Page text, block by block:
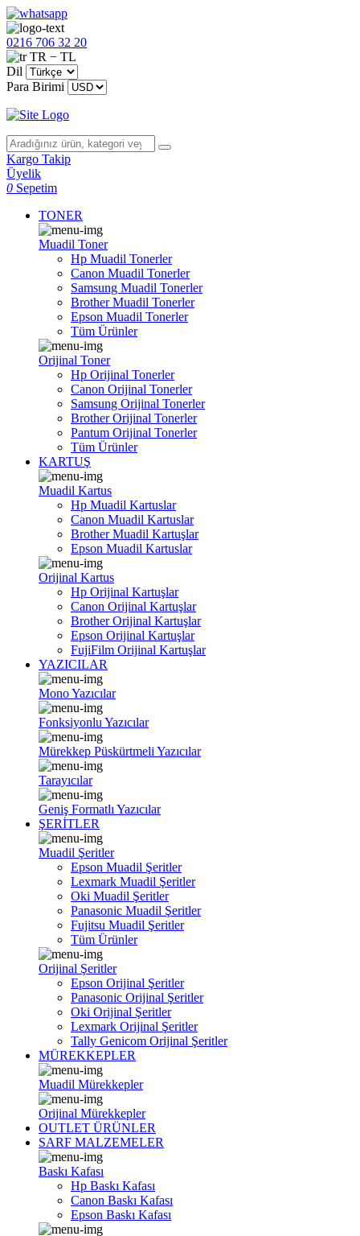
0216 706 32 20
TR − TL
Dil
Para Birimi
Kargo Takip
Üyelik
0 Sepetim
TONER
Muadil Toner
Hp Muadil Tonerler
Canon Muadil Tonerler
Samsung Muadil Tonerler
Brother Muadil Tonerler
Epson Muadil Tonerler
Tüm Ürünler
Orijinal Toner
Hp Orijinal Tonerler
Canon Orijinal Tonerler
Samsung Orijinal Tonerler
Brother Orijinal Tonerler
Pantum Orijinal Tonerler
Tüm Ürünler
KARTUŞ
Muadil Kartus
Hp Muadil Kartuslar
Canon Muadil Kartuslar
Brother Muadil Kartuşlar
Epson Muadil Kartuslar
Orijinal Kartus
Hp Orijinal Kartuşlar
Canon Orijinal Kartuşlar
Brother Orijinal Kartuşlar
Epson Orijinal Kartuşlar
FujiFilm Orijinal Kartuşlar
YAZICILAR
Mono Yazıcılar
Fonksiyonlu Yazıcılar
Mürekkep Püskürtmeli Yazıcılar
Tarayıcılar
Geniş Formatlı Yazıcılar
ŞERİTLER
Muadil Şeritler
Epson Muadil Şeritler
Lexmark Muadil Şeritler
Oki Muadil Şeritler
Panasonic Muadil Şeritler
Fujitsu Muadil Şeritler
Tüm Ürünler
Orijinal Şeritler
Epson Orijinal Şeritler
Panasonic Orijinal Şeritler
Oki Orijinal Şeritler
Lexmark Orijinal Şeritler
Tally Genicom Orijinal Şeritler
MÜREKKEPLER
Muadil Mürekkepler
Orijinal Mürekkepler
OUTLET ÜRÜNLER
SARF MALZEMELER
Baskı Kafası
Hp Baskı Kafası
Canon Baskı Kafası
Epson Baskı Kafası